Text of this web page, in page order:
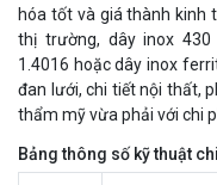
hóa tốt và giá thành kinh
thị trường, dây inox
1.4016 hoặc dây inox
đan lưới, chi tiết nội thất,
thẩm mỹ vừa phải với chi
Bảng thông số kỹ thuật